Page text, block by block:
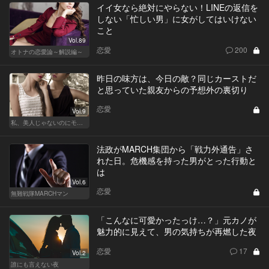
Vol.89
オトナの恋愛論～解説編～
イイ女なら絶対にやらない！LINEの返信を
しない「忙しい男」に女がしてはいけない
こと
恋愛 200
Vol.9
昨日の味方は、今日の敵？同じカーストだ
と思っていた親友からの予想外の裏切り
恋愛
Vol.6
無難戦隊MARCHマン
法政がMARCH集団から「戦力外通告」さ
れた日。危機感を持った男がとった行動と
は
恋愛
Vol.2
誰にも言えない夜
「こんなに可愛かったっけ…？」元カノが
魅力的に見えて、男の気持ちが再燃した夜
恋愛 17